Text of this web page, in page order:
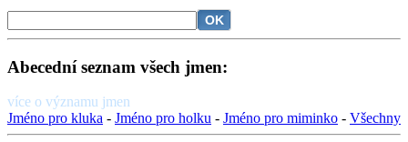
Abecední seznam všech jmen:
více o významu jmen
Jméno pro kluka - Jméno pro holku - Jméno pro miminko - Všechny